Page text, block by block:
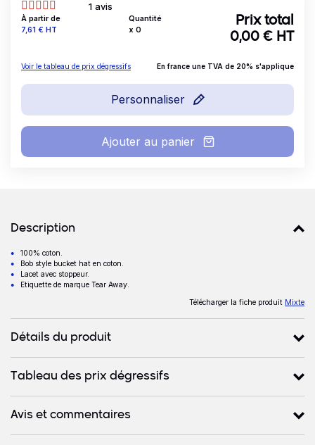
1 avis
À partir de
Prix
7,61 € HT
Quantité
x 0
Prix total
0,00 € HT
Voir le tableau de prix dégressifs En france une TVA de 20% s'applique
Personnaliser
Ajouter au panier
Détails produits
Description
Description
100% coton.
Bob style bucket hat en coton.
Lacet avec stoppeur.
Etiquette de marque Tear Away.
Télécharger la fiche produit Mixte
Détails du produit
Tableau des prix dégressifs
Avis et commentaires